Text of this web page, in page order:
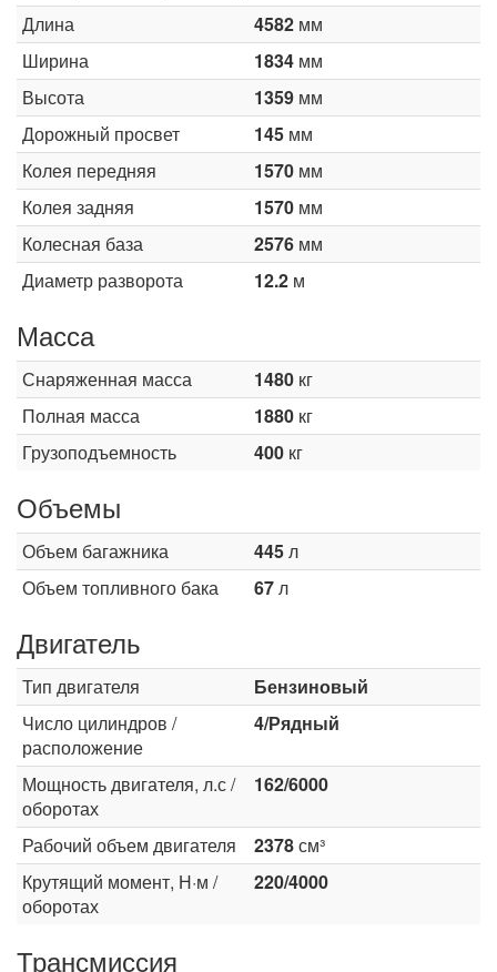
Длина 4582 мм
Ширина
1834 мм
Высота
1359 мм
Дорожный просвет
145 мм
Колея передняя
1570 мм
Колея задняя
1570 мм
Колесная база
2576 мм
Диаметр разворота
12.2 м
Масса
Снаряженная масса 1480 кг
Полная масса
1880 кг
Грузоподъемность
400 кг
Объемы
Объем багажника 445л
Объем топливного бака
67л
Двигатель
Тип двигателя
Бензиновый
Число цилиндров /
расположение
4/Рядный
Мощность двигателя, л.с /
оборотах
162/6000
Рабочий объем двигателя 2378см³
Крутящий момент, Н·м /
оборотах
220/4000
Трансмиссия